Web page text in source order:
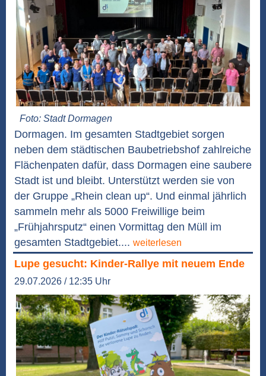
Foto: Stadt Dormagen
Dormagen. Im gesamten Stadtgebiet sorgen
neben dem städtischen Baubetriebshof zahlreiche
Flächenpaten dafür, dass Dormagen eine saubere
Stadt ist und bleibt. Unterstützt werden sie von
der Gruppe „Rhein clean up“. Und einmal jährlich
sammeln mehr als 5000 Freiwillige beim
„Frühjahrsputz“ einen Vormittag den Müll im
gesamten Stadtgebiet.... weiterlesen
Lupe gesucht: Kinder-Rallye mit neuem Ende
29.07.2026 / 12:35 Uhr